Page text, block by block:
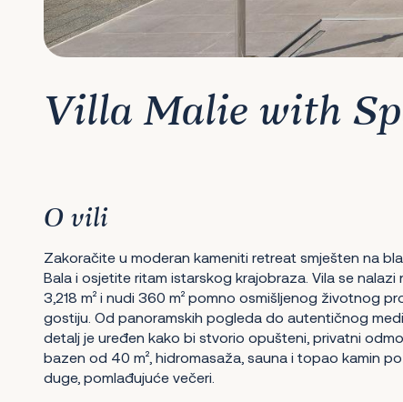
Villa Malie with
O vili
Zakoračite u moderan kameniti retreat smješten na
Bala i osjetite ritam istarskog krajobraza. Vila se
3,218 m² i nudi 360 m² pomno osmišljenog životnog
gostiju. Od panoramskih pogleda do autentičnog
detalj je uređen kako bi stvorio opušteni, privatni
bazen od 40 m², hidromasaža, sauna i topao kamin
duge, pomlađujuće večeri.